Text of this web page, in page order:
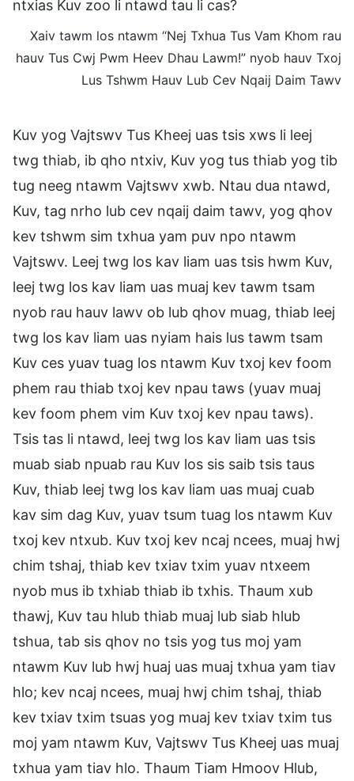
ntxias Kuv zoo li ntawd tau li cas?
Xaiv tawm los ntawm “Nej Txhua Tus Vam Khom rau
hauv Tus Cwj Pwm Heev Dhau Lawm!” nyob hauv Txoj
Lus Tshwm Hauv Lub Cev Nqaij Daim Tawv
Kuv yog Vajtswv Tus Kheej uas tsis xws li leej
twg thiab, ib qho ntxiv, Kuv yog tus thiab yog tib
tug neeg ntawm Vajtswv xwb. Ntau dua ntawd,
Kuv, tag nrho lub cev nqaij daim tawv, yog qhov
kev tshwm sim txhua yam puv npo ntawm
Vajtswv. Leej twg los kav liam uas tsis hwm Kuv,
leej twg los kav liam uas muaj kev tawm tsam
nyob rau hauv lawv ob lub qhov muag, thiab leej
twg los kav liam uas nyiam hais lus tawm tsam
Kuv ces yuav tuag los ntawm Kuv txoj kev foom
phem rau thiab txoj kev npau taws (yuav muaj
kev foom phem vim Kuv txoj kev npau taws).
Tsis tas li ntawd, leej twg los kav liam uas tsis
muab siab npuab rau Kuv los sis saib tsis taus
Kuv, thiab leej twg los kav liam uas muaj cuab
kav sim dag Kuv, yuav tsum tuag los ntawm Kuv
txoj kev ntxub. Kuv txoj kev ncaj ncees, muaj hwj
chim tshaj, thiab kev txiav txim yuav ntxeem
nyob mus ib txhiab thiab ib txhis. Thaum xub
thawj, Kuv tau hlub thiab muaj lub siab hlub
tshua, tab sis qhov no tsis yog tus moj yam
ntawm Kuv lub hwj huaj uas muaj txhua yam tiav
hlo; kev ncaj ncees, muaj hwj chim tshaj, thiab
kev txiav txim tsuas yog muaj kev txiav txim tus
moj yam ntawm Kuv, Vajtswv Tus Kheej uas muaj
txhua yam tiav hlo. Thaum Tiam Hmoov Hlub,